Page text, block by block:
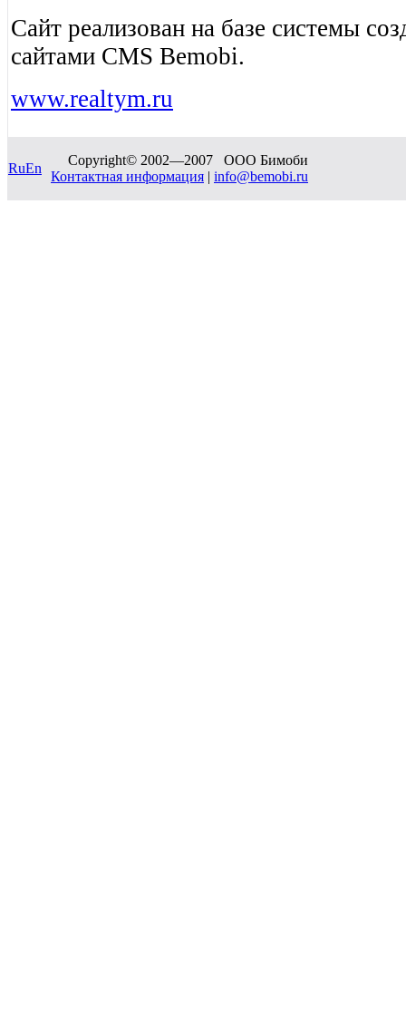
Сайт реализован на базе системы
сайтами CMS Bemobi.
www.realtym.ru
RuEn
Copyright© 2002—2007 OOO Бимоби
Контактная информация | info@bemobi.ru